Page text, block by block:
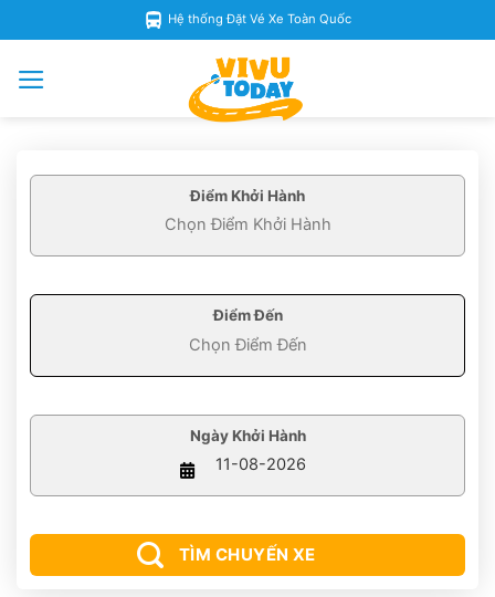
Hệ thống Đặt Vé Xe Toàn Quốc
Điểm Khởi Hành
Điểm Đến
Ngày Khởi Hành
TÌM CHUYẾN XE